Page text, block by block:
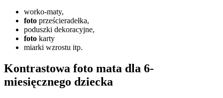
worko-maty,
foto prześcieradełka,
poduszki dekoracyjne,
foto karty
miarki wzrostu itp.
Kontrastowa foto mata dla 6-
miesięcznego dziecka